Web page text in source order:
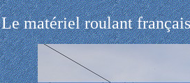
Le matériel roulant